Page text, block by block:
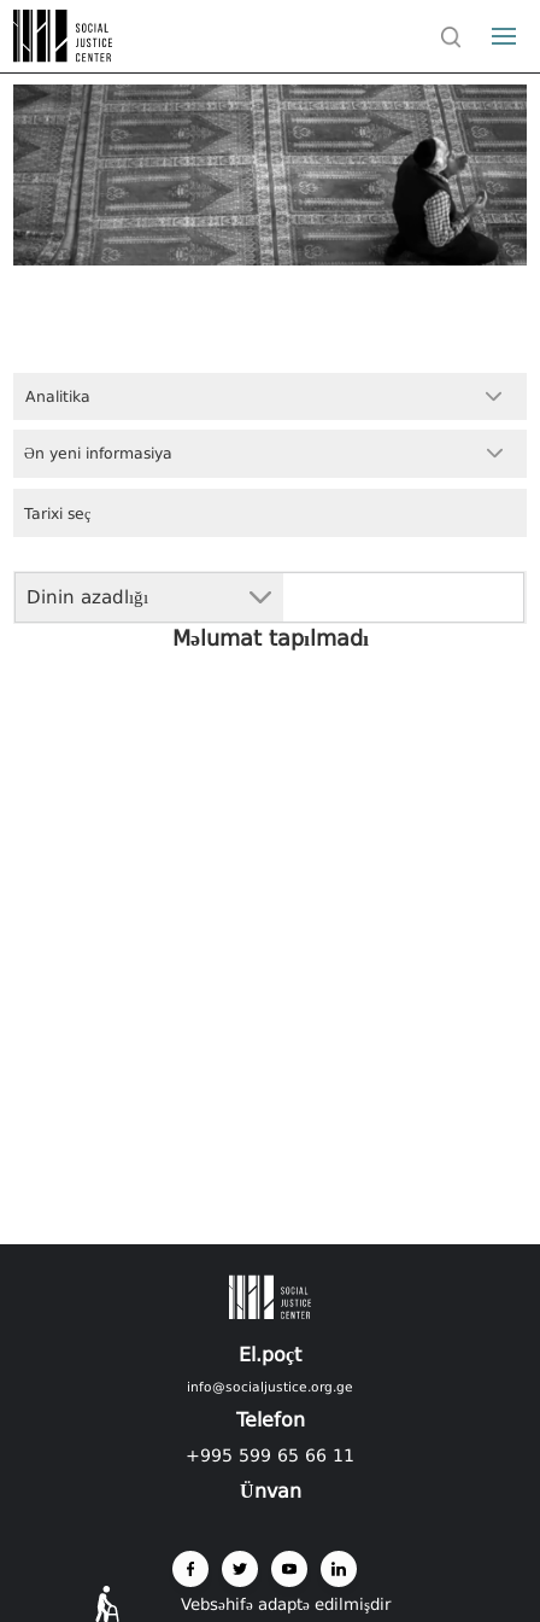
Analitika
Dinin azadlığı
Ən yeni informasiya
Məlumat tapılmadı
El.poçt
info@socialjustice.org.ge
Telefon
+995 599 65 66 11
Ünvan
Vebsəhifə adaptə edilmişdir